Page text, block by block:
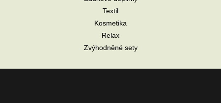
Textil
Kosmetika
Relax
Zvýhodněné sety